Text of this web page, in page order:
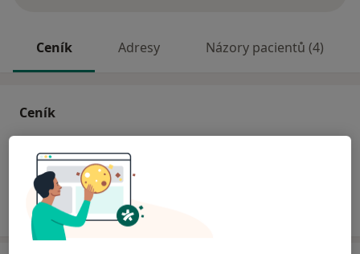
Ceník Adresy Názory pacientů (4)
Ceník
Informace o službách a cenách nejsou k dispozici
Tento specialista ještě nepřidával žádné informace o
svých službách.